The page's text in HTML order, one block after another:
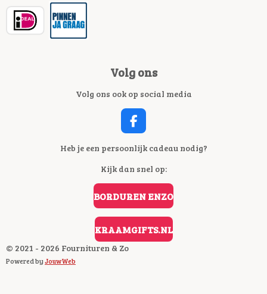
Volg ons
Volg ons ook op social media
F
A
C
B
O
O
Heb je een persoonlijk cadeau nodig?
Kijk dan snel op:
BORDUREN ENZO
KRAAMGIFTS.NL
© 2021 - 2026 Fournituren & Zo
Powered byJouwWeb